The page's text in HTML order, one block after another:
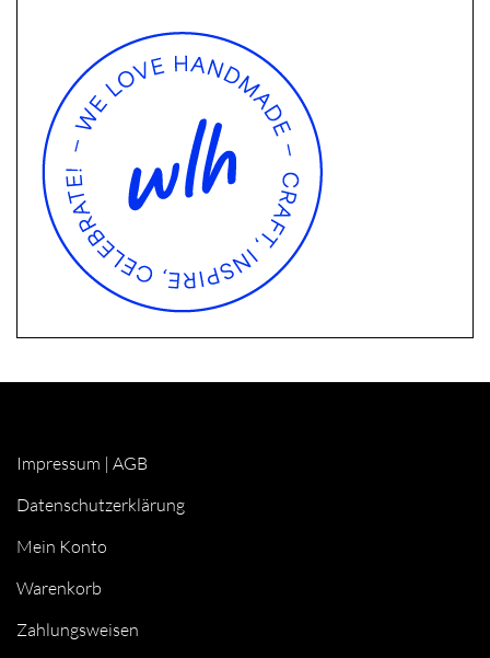
Impressum | AGB
Datenschutzerklärung
Mein Konto
Warenkorb
Zahlungsweisen